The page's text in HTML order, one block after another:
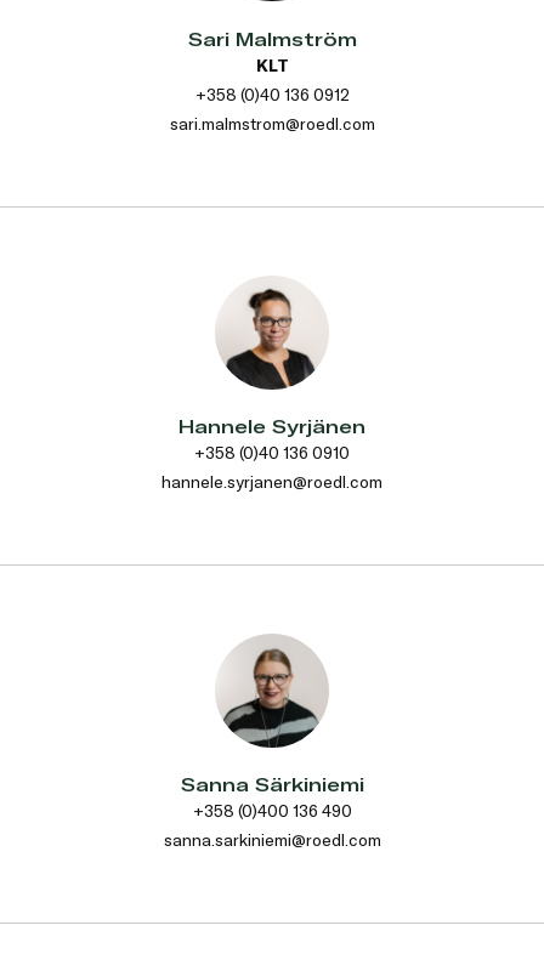
Sari Malmström
KLT
+358 (0)40 136 0912
sari.malmstrom@roedl.com
Hannele Syrjänen
+358 (0)40 136 0910
hannele.syrjanen@roedl.com
Sanna Särkiniemi
+358 (0)400 136 490
sanna.sarkiniemi@roedl.com